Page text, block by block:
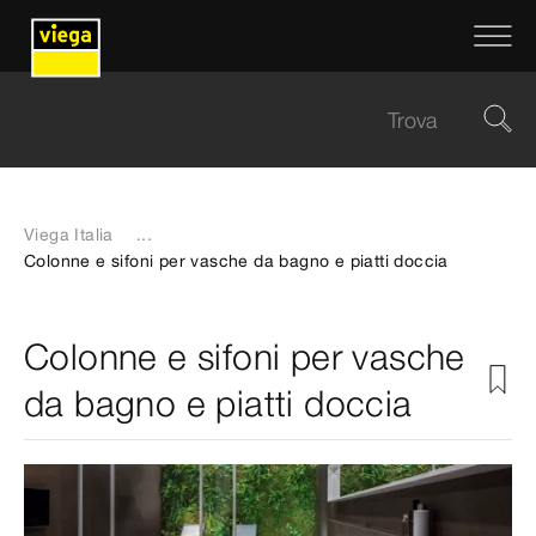
Viega Italia
...
Colonne e sifoni per vasche da bagno e piatti doccia
Colonne e sifoni per vasche
da bagno e piatti doccia